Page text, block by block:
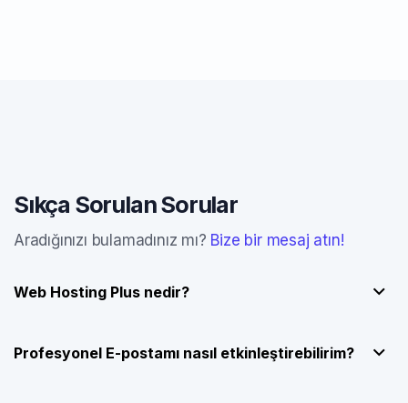
Sıkça Sorulan Sorular
Aradığınızı bulamadınız mı? Bize bir mesaj atın!
Web Hosting Plus nedir?
Profesyonel E-postamı nasıl etkinleştirebilirim?